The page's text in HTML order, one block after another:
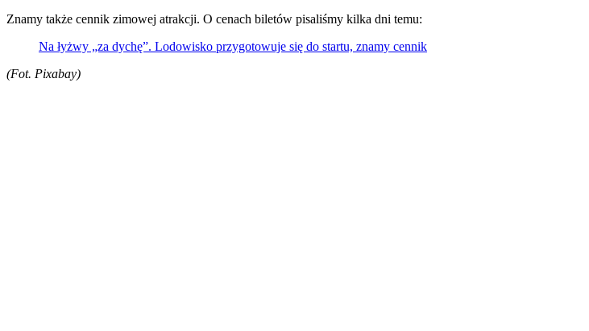
Znamy także cennik zimowej atrakcji. O cenach biletów pisaliśmy kilka dni temu:
Na łyżwy „za dychę”. Lodowisko przygotowuje się do startu, znamy cennik
(Fot. Pixabay)